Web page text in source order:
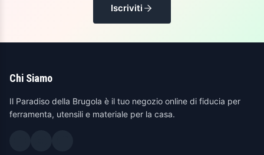
Iscriviti
Chi Siamo
Il Paradiso della Brugola è il tuo negozio online di fiducia per
ferramenta, utensili e materiale per la casa.